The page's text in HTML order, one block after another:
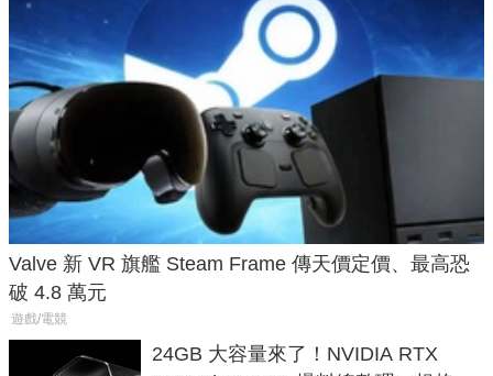
Valve 新 VR 旗艦 Steam Frame 傳天價定價、最高恐
破 4.8 萬元
遊戲/電競
24GB 大容量來了！NVIDIA RTX